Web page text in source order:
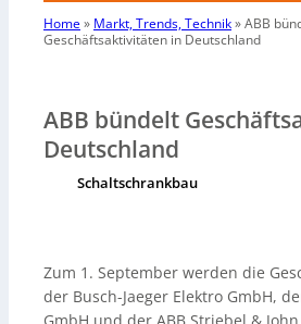
Home» Markt, Trends, Technik»ABB
Geschäftsaktivitäten in Deutschland
ABB bündelt
Deutschland
Schaltschrankbau
Zum 1. September werden die
der Busch-Jaeger Elektro GmbH,